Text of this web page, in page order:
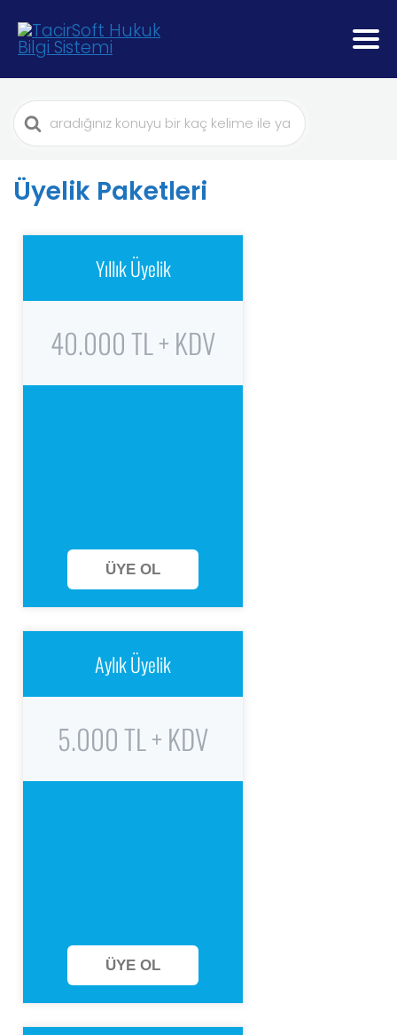
Search
For
Üyelik Paketleri
Yıllık Üyelik
40.000 TL + KDV
ÜYE OL
Aylık Üyelik
5.000 TL + KDV
ÜYE OL